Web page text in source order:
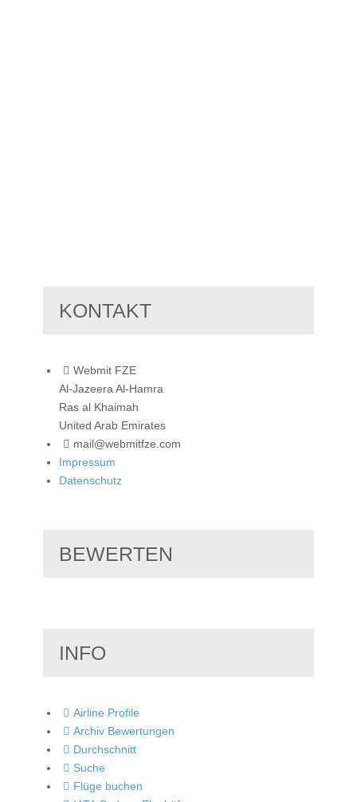
KONTAKT
Webmit FZE
Al-Jazeera Al-Hamra
Ras al Khaimah
United Arab Emirates
mail@webmitfze.com
Impressum
Datenschutz
BEWERTEN
INFO
Airline Profile
Archiv Bewertungen
Durchschnitt
Suche
Flüge buchen